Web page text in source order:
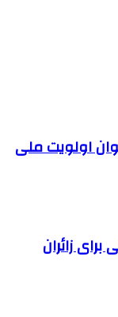
اولویت ملی
برای زائران